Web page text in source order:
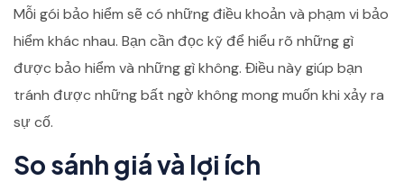
Mỗi gói bảo hiểm sẽ có những điều khoản và phạm vi bảo
hiểm khác nhau. Bạn cần đọc kỹ để hiểu rõ những gì
được bảo hiểm và những gì không. Điều này giúp bạn
tránh được những bất ngờ không mong muốn khi xảy ra
sự cố.
So sánh giá và lợi ích